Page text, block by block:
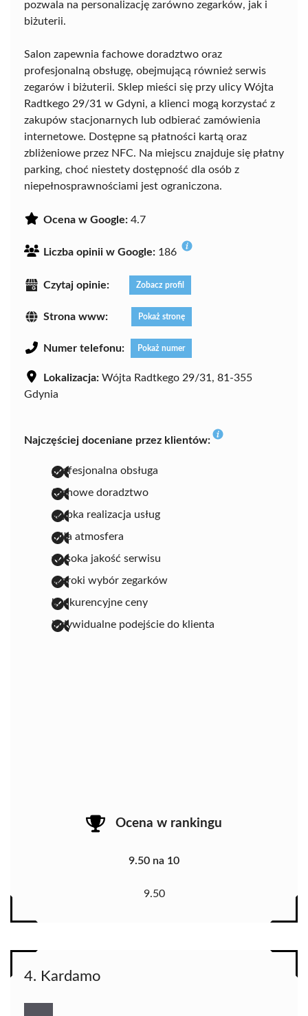
pozwala na personalizację zarówno zegarków, jak i
biżuterii.
Salon zapewnia fachowe doradztwo oraz
profesjonalną obsługę, obejmującą również serwis
zegarów i biżuterii. Sklep mieści się przy ulicy Wójta
Radtkego 29/31 w Gdyni, a klienci mogą korzystać z
zakupów stacjonarnych lub odbierać zamówienia
internetowe. Dostępne są płatności kartą oraz
zbliżeniowe przez NFC. Na miejscu znajduje się płatny
parking, choć niestety dostępność dla osób z
niepełnosprawnościami jest ograniczona.
Ocena w Google: 4.7
Liczba opinii w Google: 186
Czytaj opinie: Zobacz profil
Strona www: Pokaż stronę
Numer telefonu: Pokaż numer
Lokalizacja: Wójta Radtkego 29/31, 81-355
Gdynia
Najczęściej doceniane przez klientów:
profesjonalna obsługa
fachowe doradztwo
szybka realizacja usług
miła atmosfera
wysoka jakość serwisu
szeroki wybór zegarków
konkurencyjne ceny
indywidualne podejście do klienta
Ocena w rankingu
9.50 na 10
9.50
4. Kardamo